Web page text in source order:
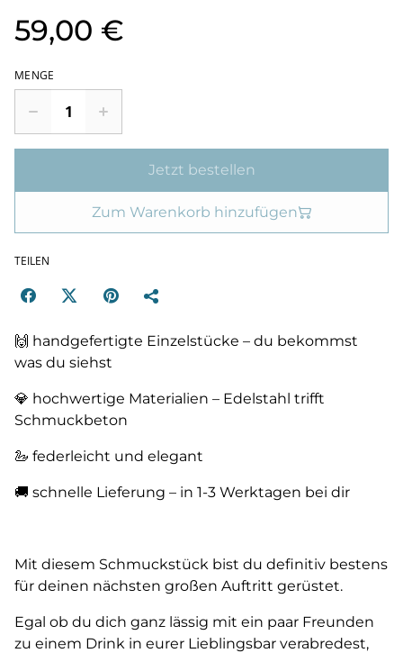
59,00 €
MENGE
Jetzt bestellen
Zum Warenkorb hinzufügen
TEILEN
🙌 handgefertigte Einzelstücke – du bekommst
was du siehst
💎 hochwertige Materialien – Edelstahl trifft
Schmuckbeton
🦢 federleicht und elegant
🚚 schnelle Lieferung – in 1-3 Werktagen bei dir
Mit diesem Schmuckstück bist du definitiv bestens
für deinen nächsten großen Auftritt gerüstet.
Egal ob du dich ganz lässig mit ein paar Freunden
zu einem Drink in eurer Lieblingsbar verabredest,